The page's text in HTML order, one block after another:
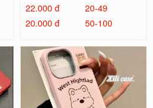
22.000 đ
20-49
20.000 đ
50-100